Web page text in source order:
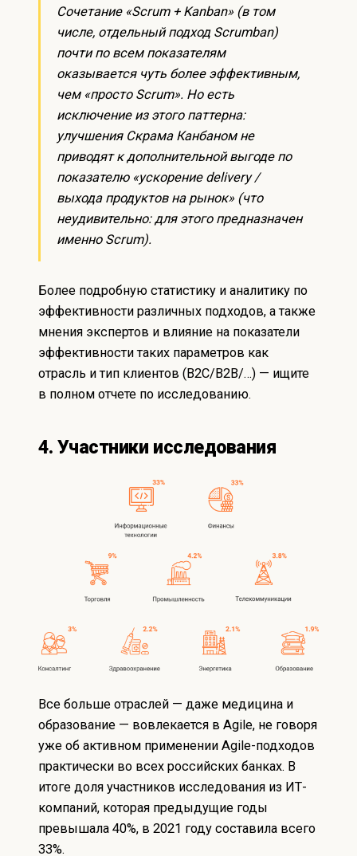
Сочетание «Scrum + Kanban» (в том
числе, отдельный подход Scrumban)
почти по всем показателям
оказывается чуть более эффективным,
чем «просто Scrum». Но есть
исключение из этого паттерна:
улучшения Скрама Канбаном не
приводят к дополнительной выгоде по
показателю «ускорение delivery /
выхода продуктов на рынок» (что
неудивительно: для этого предназначен
именно Scrum).
Более подробную статистику и аналитику по
эффективности различных подходов, а также
мнения экспертов и влияние на показатели
эффективности таких параметров как
отрасль и тип клиентов (B2C/B2B/…) — ищите
в полном отчете по исследованию.
4. Участники исследования
Все больше отраслей — даже медицина и
образование — вовлекается в Agile, не говоря
уже об активном применении Agile-подходов
практически во всех российских банках. В
итоге доля участников исследования из ИТ-
компаний, которая предыдущие годы
превышала 40%, в 2021 году составила всего
33%.